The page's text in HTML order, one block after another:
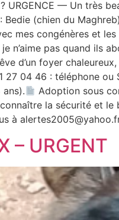
URGENCE — Un très
Bedie (chien du
mes congénères et
n’aime pas quand ils
d’un foyer
27 04 46 : téléphone ou
ans).
Adoption sous
la sécurité et le
à
– URGENT